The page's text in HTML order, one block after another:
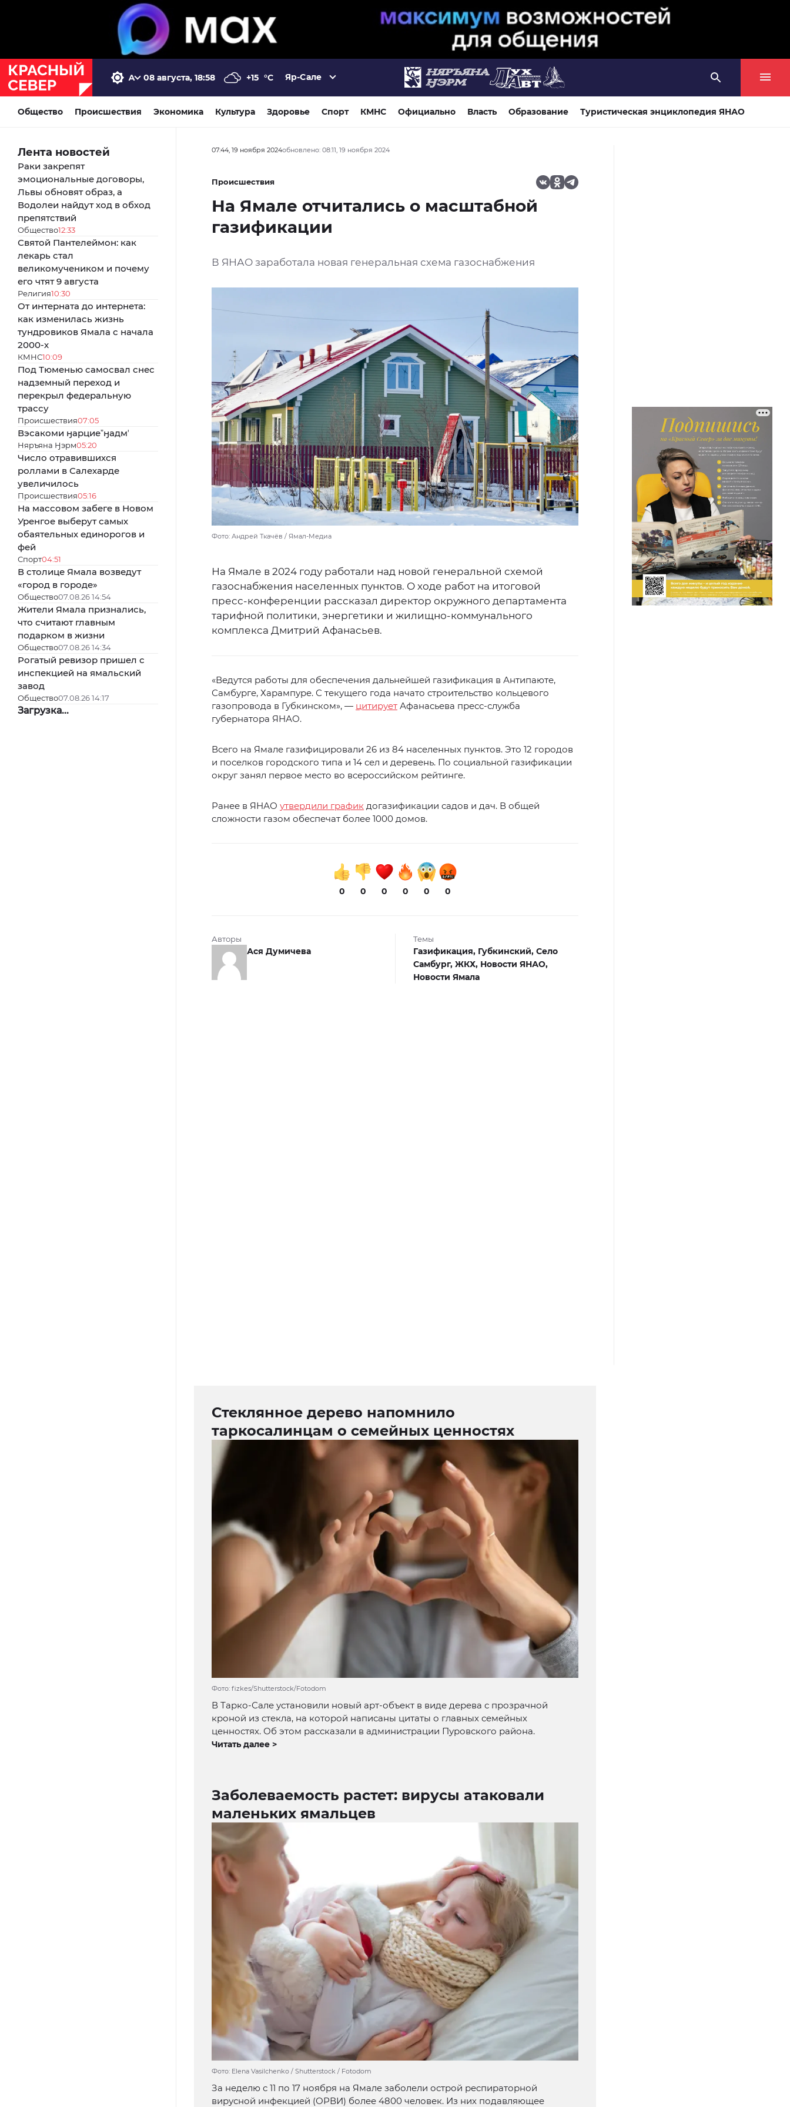
08 августа, 18:58 +15 °C Яр-Сале
Общество Происшествия Экономика Культура Здоровье Спорт КМНС Официально Власть Образование Туристическая энциклопедия ЯНАО
Лента новостей
Раки закрепят
эмоциональные договоры,
Львы обновят образ, а
Водолеи найдут ход в обход
препятствий
Общество12:33
Святой Пантелеймон: как
лекарь стал
великомучеником и почему
его чтят 9 августа
Религия10:30
От интерната до интернета:
как изменилась жизнь
тундровиков Ямала с начала
2000-х
КМНС10:09
Под Тюменью самосвал снес
надземный переход и
перекрыл федеральную
трассу
Происшествия07:05
Вэсакоми ӈарциеˮӈадмʼ
Няръяна Ӈэрм05:20
Число отравившихся
роллами в Салехарде
увеличилось
Происшествия05:16
На массовом забеге в Новом
Уренгое выберут самых
обаятельных единорогов и
фей
Спорт04:51
В столице Ямала возведут
«город в городе»
Общество07.08.26 14:54
Жители Ямала признались,
что считают главным
подарком в жизни
Общество07.08.26 14:34
Рогатый ревизор пришел с
инспекцией на ямальский
завод
Общество07.08.26 14:17
Загрузка...
07:44, 19 ноября 2024обновлено: 08:11, 19 ноября 2024
Происшествия
На Ямале отчитались о масштабной
газификации
В ЯНАО заработала новая генеральная схема газоснабжения
Фото: Андрей Ткачёв / Ямал-Медиа
На Ямале в 2024 году работали над новой генеральной схемой
газоснабжения населенных пунктов. О ходе работ на итоговой
пресс-конференции рассказал директор окружного департамента
тарифной политики, энергетики и жилищно-коммунального
комплекса Дмитрий Афанасьев.
«Ведутся работы для обеспечения дальнейшей газификация в Антипаюте,
Самбурге, Харампуре. С текущего года начато строительство кольцевого
газопровода в Губкинском», — цитирует Афанасьева пресс-служба
губернатора ЯНАО.
Всего на Ямале газифицировали 26 из 84 населенных пунктов. Это 12 городов
и поселков городского типа и 14 сел и деревень. По социальной газификации
округ занял первое место во всероссийском рейтинге.
Ранее в ЯНАО утвердили график догазификации садов и дач. В общей
сложности газом обеспечат более 1000 домов.
0 0 0 0 0 0
Авторы
Ася Думичева
Темы
Газификация, Губкинский, Село
Самбург, ЖКХ, Новости ЯНАО,
Новости Ямала
Стеклянное дерево напомнило
таркосалинцам о семейных ценностях
Фото: fizkes/Shutterstock/Fotodom
В Тарко-Сале установили новый арт-объект в виде дерева с прозрачной
кроной из стекла, на которой написаны цитаты о главных семейных
ценностях. Об этом рассказали в администрации Пуровского района.
Читать далее >
Заболеваемость растет: вирусы атаковали
маленьких ямальцев
Фото: Elena Vasilchenko / Shutterstock / Fotodom
За неделю с 11 по 17 ноября на Ямале заболели острой респираторной
вирусной инфекцией (ОРВИ) более 4800 человек. Из них подавляющее